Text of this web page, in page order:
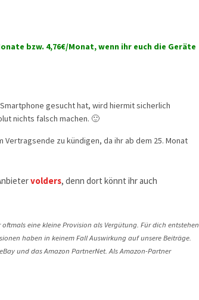
bzw. 4,76€/Monat, wenn ihr euch die Geräte
gesucht hat, wird hiermit sicherlich
nichts falsch machen. 🙂
zu kündigen, da ihr ab dem 25. Monat
volders, denn dort könnt ihr auch
eine kleine Provision als Vergütung. Für dich entstehen
haben in keinem Fall Auswirkung auf unsere Beiträge.
und das Amazon PartnerNet. Als Amazon-Partner